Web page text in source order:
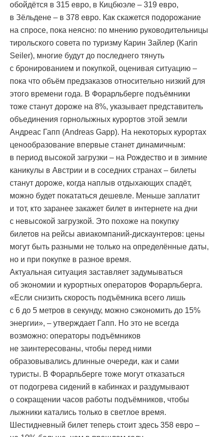
обойдётся в 315 евро, в Кицбюэле – 319 евро,
в Зёльдене – в 378 евро. Как скажется подорожание
на спросе, пока неясно: по мнению руководительницы
тирольского совета по туризму Карин Зайлер (Karin
Seiler), многие будут до последнего тянуть
с бронированием и покупкой, оценивая ситуацию –
пока что объём предзаказов относительно низкий для
этого времени года. В Форарльберге подъёмники
тоже станут дороже на 8%, указывает представитель
объединения горнолыжных курортов этой земли
Андреас Гапп (Andreas Gapp). На некоторых курортах
ценообразование впервые станет динамичным:
в период высокой загрузки – на Рождество и в зимние
каникулы в Австрии и в соседних странах – билеты
станут дороже, когда наплыв отдыхающих спадёт,
можно будет покататься дешевле. Меньше заплатит
и тот, кто заранее закажет билет в интернете на дни
с невысокой загрузкой. Это похоже на покупку
билетов на рейсы авиакомпаний-дискаунтеров: цены
могут быть разными не только на определённые даты,
но и при покупке в разное время.
Актуальная ситуация заставляет задумываться
об экономии и курортных операторов Форарльберга.
«Если снизить скорость подъёмника всего лишь
с 6 до 5 метров в секунду, можно сэкономить до 15%
энергии», – утверждает Гапп. Но это не всегда
возможно: операторы подъёмников
не заинтересованы, чтобы перед ними
образовывались длинные очереди, как и сами
туристы. В Форарльберге тоже могут отказаться
от подогрева сидений в кабинках и раздумывают
о сокращении часов работы подъёмников, чтобы
лыжники катались только в светлое время.
Шестидневный билет теперь стоит здесь 358 евро –